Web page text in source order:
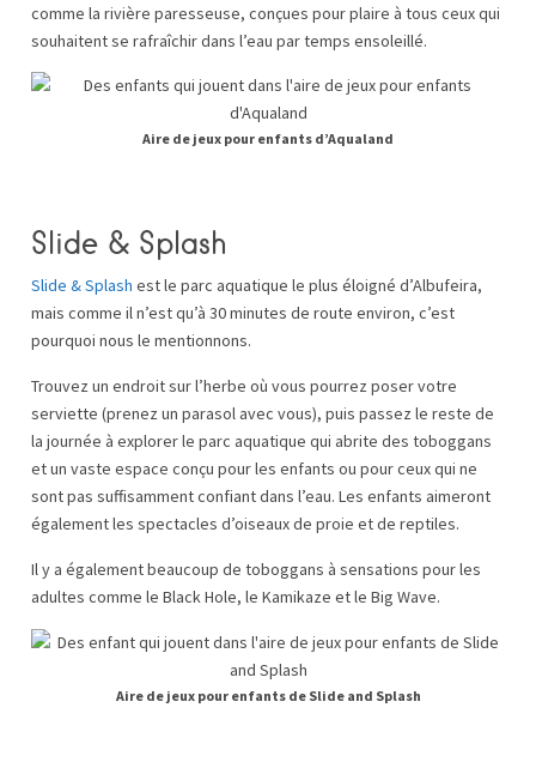
comme la rivière paresseuse, conçues pour plaire à tous ceux qui
souhaitent se rafraîchir dans l’eau par temps ensoleillé.
Aire de jeux pour enfants d’Aqualand
Slide & Splash
Slide & Splash est le parc aquatique le plus éloigné d’Albufeira,
mais comme il n’est qu’à 30 minutes de route environ, c’est
pourquoi nous le mentionnons.
Trouvez un endroit sur l’herbe où vous pourrez poser votre
serviette (prenez un parasol avec vous), puis passez le reste de
la journée à explorer le parc aquatique qui abrite des toboggans
et un vaste espace conçu pour les enfants ou pour ceux qui ne
sont pas suffisamment confiant dans l’eau. Les enfants aimeront
également les spectacles d’oiseaux de proie et de reptiles.
Il y a également beaucoup de toboggans à sensations pour les
adultes comme le Black Hole, le Kamikaze et le Big Wave.
Aire de jeux pour enfants de Slide and Splash